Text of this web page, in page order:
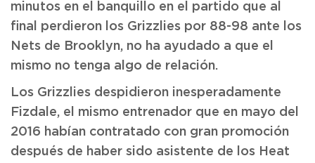
minutos en el banquillo en el partido que al
final perdieron los Grizzlies por 88-98 ante los
Nets de Brooklyn, no ha ayudado a que el
mismo no tenga algo de relación.
Los Grizzlies despidieron inesperadamente
Fizdale, el mismo entrenador que en mayo del
2016 habían contratado con gran promoción
después de haber sido asistente de los Heat